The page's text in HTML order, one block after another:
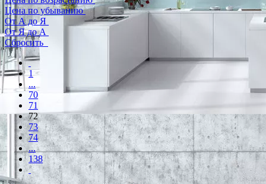
Цена по убыванию
От А до Я
От Я до А
Сбросить
1
...
70
71
72
73
74
...
138